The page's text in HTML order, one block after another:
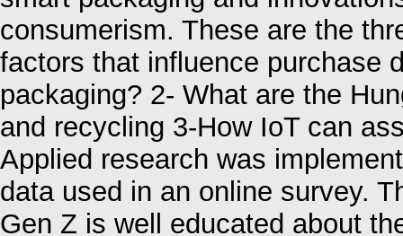
consumerism. These are the
factors that influence purchase
packaging? 2- What are the
and recycling 3-How IoT can
Applied research was
data used in an online survey.
Gen Z is well educated about